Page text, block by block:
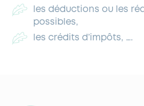
les déductions ou les
possibles,
les crédits d’impôts, ….